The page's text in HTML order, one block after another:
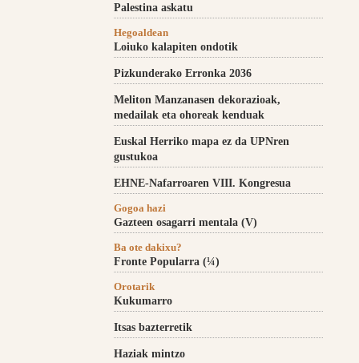
Palestina askatu
Hegoaldean
Loiuko kalapiten ondotik
Pizkunderako Erronka 2036
Meliton Manzanasen dekorazioak,
medailak eta ohoreak kenduak
Euskal Herriko mapa ez da UPNren
gustukoa
EHNE-Nafarroaren VIII. Kongresua
Gogoa hazi
Gazteen osagarri mentala (V)
Ba ote dakixu?
Fronte Popularra (¼)
Orotarik
Kukumarro
Itsas bazterretik
Haziak mintzo